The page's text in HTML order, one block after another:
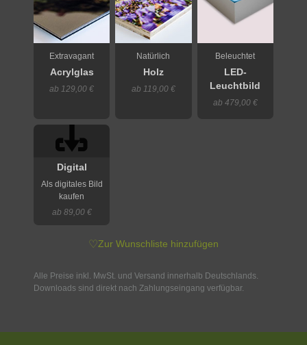
Extravagant
Acrylglas
ab 129,00 €
Natürlich
Holz
ab 119,00 €
Beleuchtet
LED-
Leuchtbild
ab 479,00 €
Digital
Als digitales Bild
kaufen
ab 89,00 €
♡Zur Wunschliste hinzufügen
Alle Preise inkl. MwSt. und Versand innerhalb Deutschlands.
Downloads sind direkt nach Zahlungseingang verfügbar.